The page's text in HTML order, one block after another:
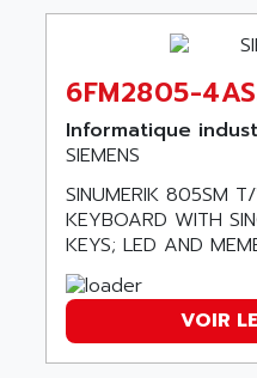
SYSDRIVE
ACOPOS
760
BUG
SYNCHRONOUS
SIMOTICS S
Kinetix 6000
MELSEC
ARSOFT
ARTECHE
ARTECHNIC
ARTESYN
ARTESYN
ARTILA
ARTIS
ARTLII
AS INFO
6FM2805-
Informatique
SIEMENS
SINUMERIK 805SM
KEYBOARD WITH
KEYS; LED AND
VOIR